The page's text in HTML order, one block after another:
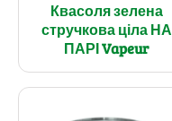
Квасоля зелена
стручкова ціла НА
ПАРІ Vapeur